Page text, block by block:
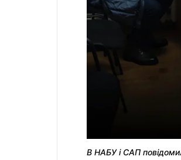
В НАБУ і САП